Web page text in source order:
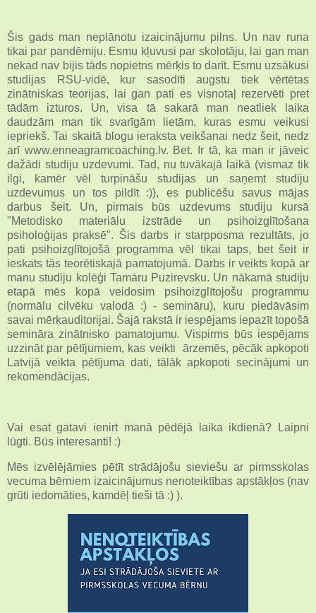
Šis gads man neplānotu izaicinājumu pilns. Un nav runa
tikai par pandēmiju. Esmu kļuvusi par skolotāju, lai gan man
nekad nav bijis tāds nopietns mērķis to darīt. Esmu uzsākusi
studijas RSU-vidē, kur sasodīti augstu tiek vērtētas
zinātniskas teorijas, lai gan pati es visnotaļ rezervēti pret
tādām izturos. Un, visa tā sakarā man neatliek laika
daudzām man tik svarīgām lietām, kuras esmu veikusi
iepriekš. Tai skaitā blogu ieraksta veikšanai nedz šeit, nedz
arī www.enneagramcoaching.lv. Bet. Ir tā, ka man ir jāveic
dažādi studiju uzdevumi. Tad, nu tuvākajā laikā (vismaz tik
ilgi, kamēr vēl turpināšu studijas un saņemt studiju
uzdevumus un tos pildīt :)), es publicēšu savus mājas
darbus šeit. Un, pirmais būs uzdevums studiju kursā
"Metodisko materiālu izstrāde un psihoizglītošana
psiholoģijas praksē". Šis darbs ir starpposma rezultāts, jo
pati psihoizglītojošā programma vēl tikai taps, bet šeit ir
ieskats tās teorētiskajā pamatojumā. Darbs ir veikts kopā ar
manu studiju kolēģi Tamāru Puzirevsku. Un nākamā studiju
etapā mēs kopā veidosim psihoizglītojošu programmu
(normālu cilvēku valodā :) - semināru), kuru piedāvāsim
savai mērķauditorijai. Šajā rakstā ir iespējams iepazīt topošā
semināra zinātnisko pamatojumu. Vispirms būs iespējams
uzzināt par pētījumiem, kas veikti ārzemēs, pēcāk apkopoti
Latvijā veikta pētījuma dati, tālāk apkopoti secinājumi un
rekomendācijas.
Vai esat gatavi ienirt manā pēdējā laika ikdienā? Laipni
lūgti. Būs interesanti! :)
Mēs izvēlējāmies pētīt strādājošu sieviešu ar pirmsskolas
vecuma bērniem izaicinājumus nenoteiktības apstākļos (nav
grūti iedomāties, kamdēļ tieši tā :) ).